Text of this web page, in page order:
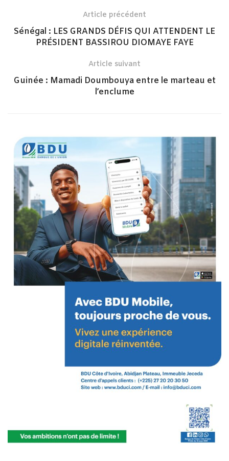
Article précédent
Sénégal : LES GRANDS DÉFIS QUI ATTENDENT LE
PRÉSIDENT BASSIROU DIOMAYE FAYE
Article suivant
Guinée : Mamadi Doumbouya entre le marteau et
l’enclume